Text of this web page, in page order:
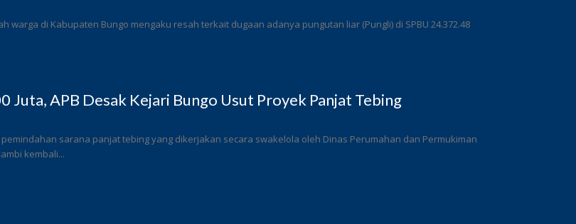
warga di Kabupaten Bungo mengaku resah terkait dugaan adanya pungutan liar (Pungli) di SPBU 24.372.48
Juta, APB Desak Kejari Bungo Usut Proyek Panjat Tebing
pemindahan sarana panjat tebing yang dikerjakan secara swakelola oleh Dinas Perumahan dan Permukiman
kembali...